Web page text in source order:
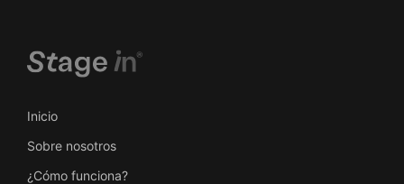
Inicio
Sobre nosotros
¿Cómo funciona?